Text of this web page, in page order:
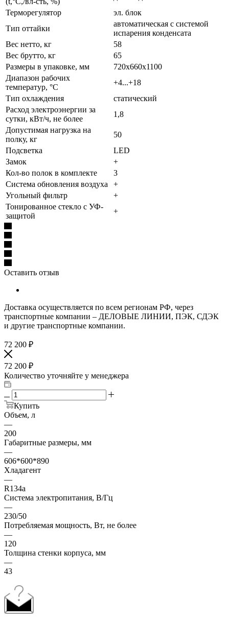
Терморегулятор
эл. блок
Тип оттайки
автоматическая с системой
испарения конденсата
Вес нетто, кг
58
Вес брутто, кг
65
Размеры в упаковке, мм
720х660х1100
Диапазон рабочих
температур, °C
+4...+18
Тип охлаждения
статический
Расход электроэнергии за
сутки, кВт/ч, не более
1,8
Допустимая нагрузка на
полку, кг
50
Подсветка
LED
Замок
+
Кол-во полок в комплекте
3
Система обновления воздуха
+
Угольный фильтр
+
Тонированное стекло с УФ-
защитой
+
Оставить отзыв
Доставка осуществляется по всем регионам РФ, через
транспортные компании – ДЕЛОВЫЕ ЛИНИИ, ПЭК, СДЭК
и другие транспортные компании.
72 200 ₽
72 200 ₽
Количество уточняйте у менеджера
Купить
Объем, л
—
200
Габаритные размеры, мм
—
606*600*890
Хладагент
—
R134a
Система электропитания, В/Гц
—
230/50
Потребляемая мощность, Вт, не более
—
120
Толщина стенки корпуса, мм
—
43